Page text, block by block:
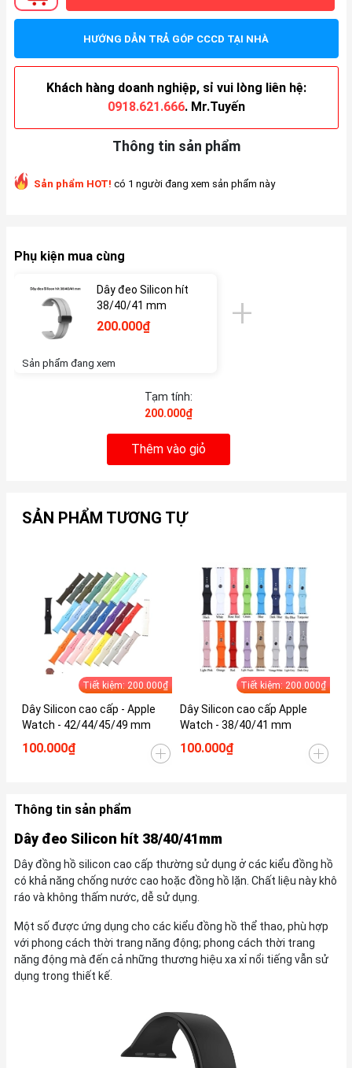
HƯỚNG DẪN TRẢ GÓP CCCD TẠI NHÀ
Khách hàng doanh nghiệp, sỉ vui lòng liên hệ:
0918.621.666. Mr.Tuyến
Thông tin sản phẩm
Sản phẩm HOT! có 1 người đang xem sản phẩm này
Phụ kiện mua cùng
Dây đeo Silicon hít
38/40/41 mm
200.000₫
Sản phẩm đang xem
Tạm tính:
200.000₫
Thêm vào giỏ
SẢN PHẨM TƯƠNG TỰ
Tiết kiệm: 200.000₫
Dây Silicon cao cấp - Apple
Watch - 42/44/45/49 mm
100.000₫
Tiết kiệm: 200.000₫
Dây Silicon cao cấp Apple
Watch - 38/40/41 mm
100.000₫
Thông tin sản phẩm
Dây đeo Silicon hít 38/40/41mm
Dây đồng hồ silicon cao cấp thường sử dụng ở các kiểu đồng hồ
có khả năng chống nước cao hoặc đồng hồ lặn. Chất liệu này khô
ráo và không thấm nước, dễ sử dụng.
Một số được ứng dụng cho các kiểu đồng hồ thể thao, phù hợp
với phong cách thời trang năng động; phong cách thời trang
năng động mà đến cả những thương hiệu xa xỉ nổi tiếng vẫn sử
dụng trong thiết kế.